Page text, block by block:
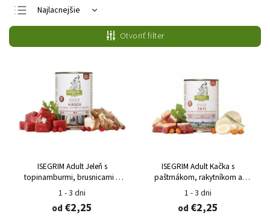
Najlacnejšie
Najdrahšie
Najpredávanejšie
Otvoriť filter
ISEGRIM Adult Jeleň s
topinamburmi, brusnicami a
bylinkami
1 - 3 dni
od €2,25
ISEGRIM Adult Kačka s
paštrnákom, rakytníkom a
bylinkami
1 - 3 dni
od €2,25